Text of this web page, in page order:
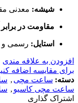
شیشه: معدنی
مقاومت در
استایل: رسمی و
افزودن به علاقه مندی
برای مقایسه اضافه
دسته: ساعت مچی ,
ساعت مچی کاسیو ,
اشتراک گذاری